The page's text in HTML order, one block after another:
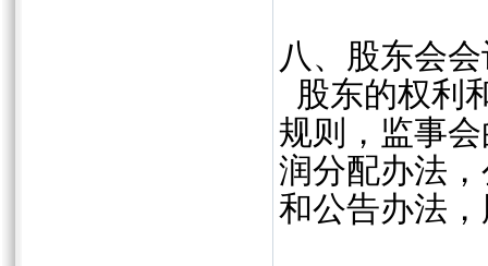
八、股东会
股东的权利
规则，监事
润分配办法
和公告办法